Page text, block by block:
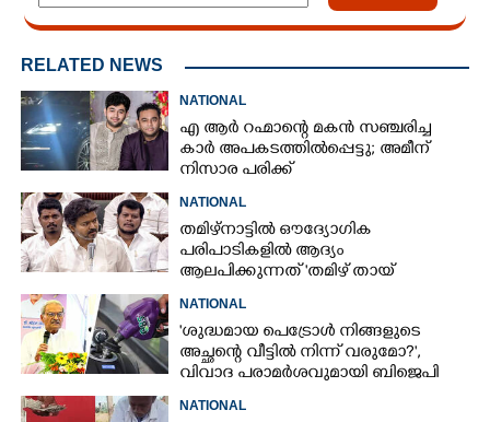
RELATED NEWS
NATIONAL
എ ആർ റഹ്മാന്റെ മകൻ സഞ്ചരിച്ച
കാർ അപകടത്തിൽപ്പെട്ടു; അമീന്
നിസാര പരിക്ക്
NATIONAL
തമിഴ്നാട്ടിൽ ഔദ്യോഗിക
പരിപാടികളിൽ ആദ്യം
ആലപിക്കുന്നത് 'തമിഴ് തായ്‌
നിയമസഭ
NATIONAL
'ശുദ്ധമായ പെട്രോൾ നിങ്ങളുടെ
അച്ഛന്റെ വീട്ടിൽ നിന്ന് വരുമോ?',
വിവാദ പരാമർശവുമായി ബിജെപി
NATIONAL